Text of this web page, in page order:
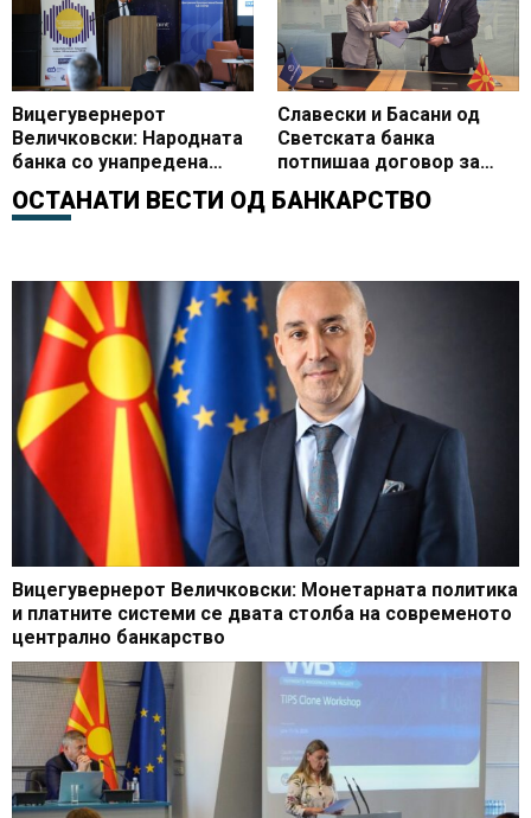
проекции
Вицегувернерот
Величковски: Народната
банка со унапредена
монетарна рамка и
активности за
Славески и Басани од
Светската банка
потпишаа договор за
експертска поддршка за
воведувањето инстант
ОСТАНАТИ ВЕСТИ ОД БАНКАРСТВО
Вицегувернерот Величковски: Монетарната политика
и платните системи се двата столба на современото
централно банкарство